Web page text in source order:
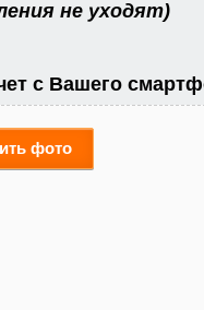
не уходят)
с Вашего
фото